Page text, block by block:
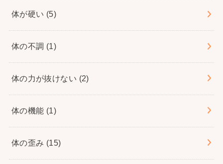
体が硬い (5)
体の不調 (1)
体の力が抜けない (2)
体の機能 (1)
体の歪み (15)